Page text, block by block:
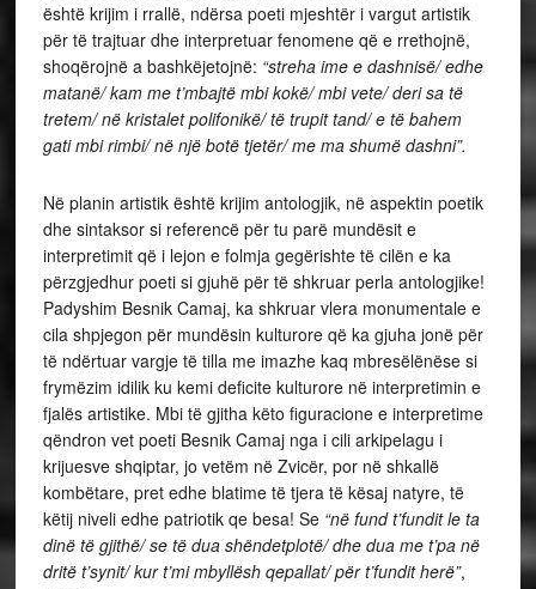
është krijim i rrallë, ndërsa poeti mjeshtër i vargut artistik
për të trajtuar dhe interpretuar fenomene që e rrethojnë,
shoqërojnë a bashkëjetojnë: “streha ime e dashnisë/ edhe
matanë/ kam me t’mbajtë mbi kokë/ mbi vete/ deri sa të
tretem/ në kristalet polifonikë/ të trupit tand/ e të bahem
gati mbi rimbi/ në një botë tjetër/ me ma shumë dashni”.
Në planin artistik është krijim antologjik, në aspektin poetik
dhe sintaksor si referencë për tu parë mundësit e
interpretimit që i lejon e folmja gegërishte të cilën e ka
përzgjedhur poeti si gjuhë për të shkruar perla antologjike!
Padyshim Besnik Camaj, ka shkruar vlera monumentale e
cila shpjegon për mundësin kulturore që ka gjuha jonë për
të ndërtuar vargje të tilla me imazhe kaq mbresëlënëse si
frymëzim idilik ku kemi deficite kulturore në interpretimin e
fjalës artistike. Mbi të gjitha këto figuracione e interpretime
qëndron vet poeti Besnik Camaj nga i cili arkipelagu i
krijuesve shqiptar, jo vetëm në Zvicër, por në shkallë
kombëtare, pret edhe blatime të tjera të kësaj natyre, të
këtij niveli edhe patriotik qe besa! Se “në fund t’fundit le ta
dinë të gjithë/ se të dua shëndetplotë/ dhe dua me t’pa në
dritë t’synit/ kur t’mi mbyllësh qepallat/ për t’fundit herë”,